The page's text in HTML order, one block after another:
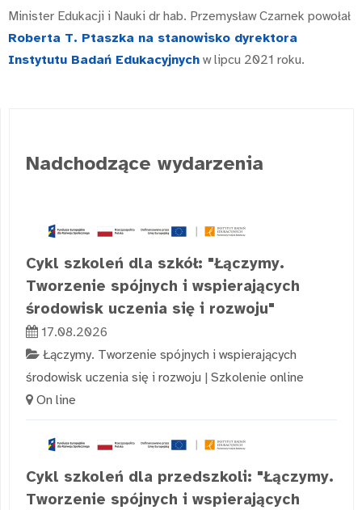
Minister Edukacji i Nauki dr hab. Przemysław Czarnek powołał
Roberta T. Ptaszka na stanowisko dyrektora
Instytutu Badań Edukacyjnych w lipcu 2021 roku.
Nadchodzące wydarzenia
Cykl szkoleń dla szkół: "Łączymy.
Tworzenie spójnych i wspierających
środowisk uczenia się i rozwoju"
17.08.2026
Łączymy. Tworzenie spójnych i wspierających
środowisk uczenia się i rozwoju | Szkolenie online
On line
Cykl szkoleń dla przedszkoli: "Łączymy.
Tworzenie spójnych i wspierających